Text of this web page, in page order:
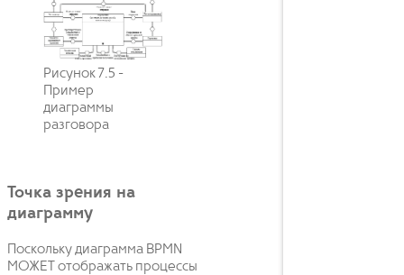
Рисунок 7.5 -
Пример
диаграммы
разговора
Точка зрения на
диаграмму
Поскольку диаграмма BPMN
МОЖЕТ отображать процессы